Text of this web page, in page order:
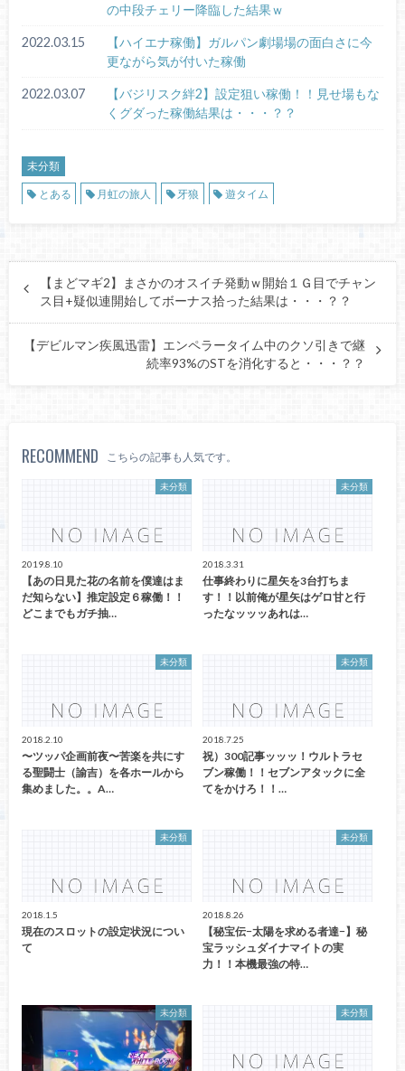
の中段チェリー降臨した結果ｗ
2022.03.15
【ハイエナ稼働】ガルパン劇場場の面白さに今
更ながら気が付いた稼働
2022.03.07
【バジリスク絆2】設定狙い稼働！！見せ場もな
くグダった稼働結果は・・・？？
未分類
とある
月虹の旅人 牙狼 遊タイム
【まどマギ2】まさかのオスイチ発動ｗ開始１Ｇ目でチャン
ス目+疑似連開始してボーナス拾った結果は・・・？？
【デビルマン疾風迅雷】エンペラータイム中のクソ引きで継
続率93%のSTを消化すると・・・？？
RECOMMEND こちらの記事も人気です。
未分類
2019.8.10
【あの日見た花の名前を僕達はま
だ知らない】推定設定６稼働！！
どこまでもガチ抽…
未分類
2018.3.31
仕事終わりに星矢を3台打ちま
す！！以前俺が星矢はゲロ甘と行
ったなッッッあれは…
未分類
2018.2.10
〜ツッパ企画前夜〜苦楽を共にす
る聖闘士（諭吉）を各ホールから
集めました。。A…
未分類
2018.7.25
祝）300記事ッッッ！ウルトラセ
ブン稼働！！セブンアタックに全
てをかけろ！！…
未分類
2018.1.5
現在のスロットの設定状況につい
て
未分類
2018.8.26
【秘宝伝−太陽を求める者達−】秘
宝ラッシュダイナマイトの実
力！！本機最強の特…
未分類 未分類